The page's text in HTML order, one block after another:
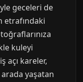
geceleri de
etrafındaki
kuleyi
açı kareler,
yaşatan